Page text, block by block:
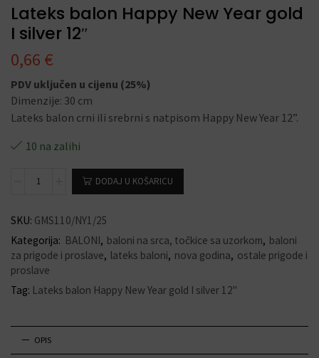
Lateks balon Happy New Year gold
I silver 12″
0,66 €
PDV uključen u cijenu (25%)
Dimenzije: 30 cm
Lateks balon crni ili srebrni s natpisom Happy New Year 12”.
10 na zalihi
DODAJ U KOŠARICU
SKU: GMS110/NY1/25
Kategorija: BALONI, baloni na srca, točkice sa uzorkom, baloni
za prigode i proslave, lateks baloni, nova godina, ostale prigode i
proslave
Tag: Lateks balon Happy New Year gold I silver 12"
OPIS